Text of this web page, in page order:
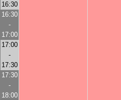
16:30
16:30
-
17:00
17:00
-
17:30
17:30
-
18:00